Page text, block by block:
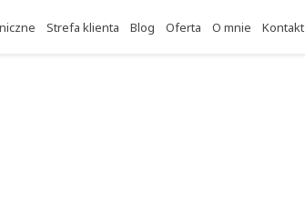
Strefa klienta Blog Oferta O mnie Kontakt